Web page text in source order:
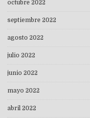
octubre 2022
septiembre 2022
agosto 2022
julio 2022
junio 2022
mayo 2022
abril 2022